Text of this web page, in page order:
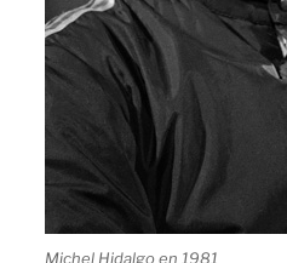
Michel Hidalgo en 1981